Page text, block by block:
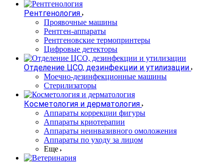
Рентгенология
Проявочные машины
Рентген-аппараты
Рентгеновские термопринтеры
Цифровые детекторы
Отделение ЦСО, дезинфекции и утилизации
Моечно-дезинфекционные машины
Стерилизаторы
Косметология и дерматология
Аппараты коррекции фигуры
Аппараты криотерапии
Аппараты неинвазивного омоложения
Аппараты по уходу за лицом
Еще